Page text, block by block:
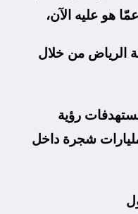
الرياض من خلال
رؤية
2030، وهو زراعة 10 مليارات شجرة داخل